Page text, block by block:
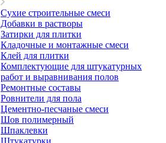
Сухие строительные смеси
Добавки в растворы
Затирки для плитки
Кладочные и монтажные смеси
Клей для плитки
Комплектующие для штукатурных
работ и выравнивания полов
Ремонтные составы
Ровнители для пола
Цементно-песчаные смеси
Шов полимерный
Шпаклевки
Штукатурки